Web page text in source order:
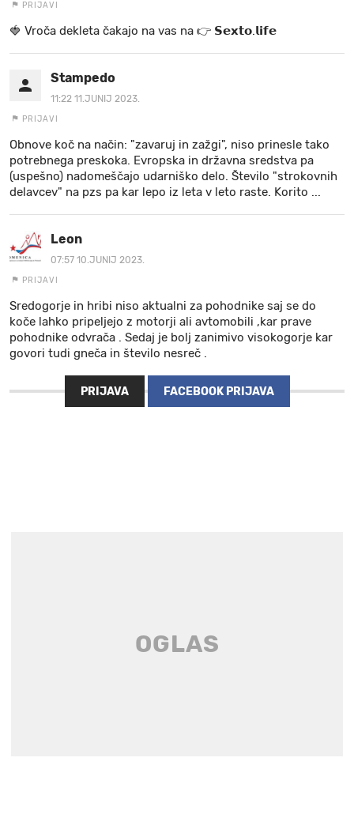
PRIJAVI
🍓 V r o č a d e k l e t a ča k a jo na va s n a 👉 𝗦𝗲𝘅𝘁𝗼.𝗹𝗶𝗳𝗲
Stampedo
11:22 11.JUNIJ 2023.
PRIJAVI
Obnove koč na način: "zavaruj in zažgi", niso prinesle tako
potrebnega preskoka. Evropska in državna sredstva pa
(uspešno) nadomeščajo udarniško delo. Število "strokovnih
delavcev" na pzs pa kar lepo iz leta v leto raste. Korito ...
Leon
07:57 10.JUNIJ 2023.
PRIJAVI
Sredogorje in hribi niso aktualni za pohodnike saj se do
koče lahko pripeljejo z motorji ali avtomobili ,kar prave
pohodnike odvrača . Sedaj je bolj zanimivo visokogorje kar
govori tudi gneča in število nesreč .
PRIJAVA FACEBOOK PRIJAVA